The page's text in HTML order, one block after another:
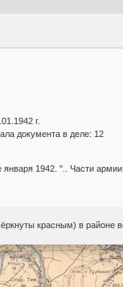
г.
документа в деле: 12
1942. ".. Части
красным) в районе